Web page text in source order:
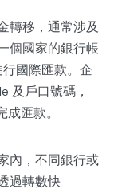
轉移，通常涉及
個國家的銀行帳
國際匯款。企
及戶口號碼，
匯款。
內，不同銀行或
過轉數快